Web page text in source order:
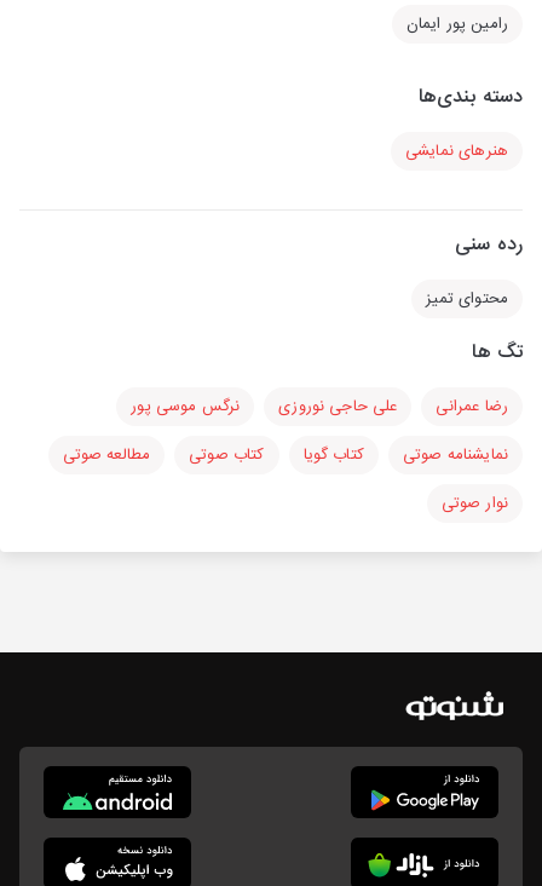
رامین پور ایمان
دسته بندی‌ها
هنرهای نمایشی
رده سنی
محتوای تمیز
تگ ها
رضا عمرانی علی حاجی نوروزی
نرگس موسی پور
نمایشنامه صوتی
کتاب گویا کتاب صوتی
مطالعه صوتی
نوار صوتی